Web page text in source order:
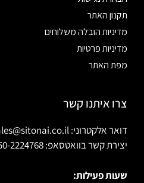
תקנון האתר
מדיניות הובלה משלוחים
מדיניות פרטיות
מפת האתר
צרו איתנו קשר
דואר אלקטרוני: sales@sitonai.co.il
יצירת קשר בוואטסאפ: 050-2224768 (לא בשבת וחגי ישראל)
שעות פעילות: